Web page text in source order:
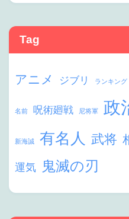
Tag
アニメ ジブリ ランキング
名前 呪術廻戦 尼将軍 政
新海誠 有名人 武将
運気 鬼滅の刃